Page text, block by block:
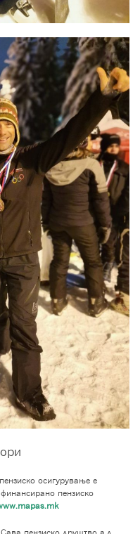
осигурување е
финансирано пензиско